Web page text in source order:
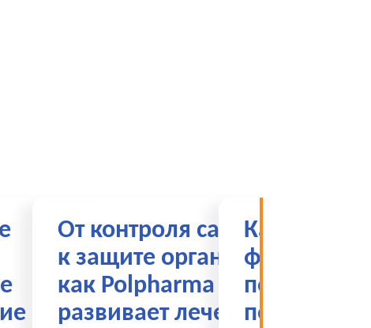
по
От контроля сахара
к защите органов:
как Polpharma Santo
развивает лечение
пороге
перемен